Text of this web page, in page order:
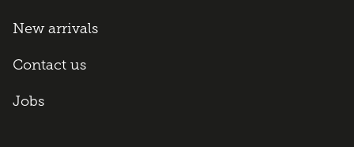
New arrivals
Contact us
Jobs